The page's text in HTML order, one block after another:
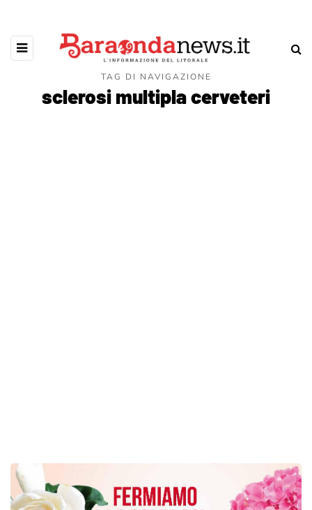
TAG DI NAVIGAZIONE
sclerosi multipla cerveteri